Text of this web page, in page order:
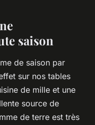
saison
de saison par
sur nos tables
de mille et une
source de
de terre est très